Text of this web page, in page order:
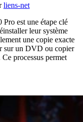
liens-net
est une étape clé
leur système
une copie exacte
sur un DVD ou copier
processus permet